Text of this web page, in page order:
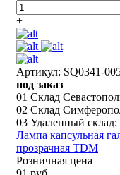
+
Артикул: SQ0341-
под заказ
01 Склад
02 Склад
03 Удаленный склад:
Лампа капсульная
прозрачная TDM
Розничная цена